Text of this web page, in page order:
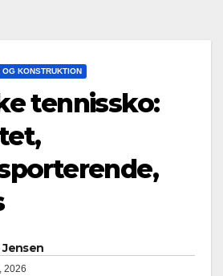
KONSTRUKTION
tennissko:
Jensen
2026